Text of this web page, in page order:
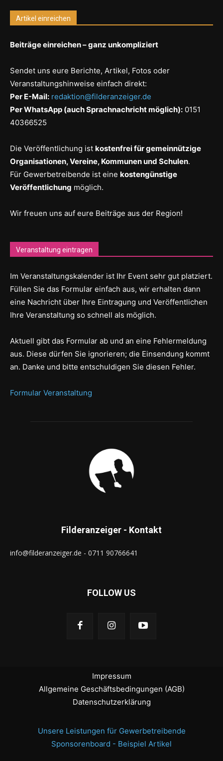
Artikel einreichen
Beiträge einreichen – ganz unkompliziert
Sendet uns eure Berichte, Artikel, Fotos oder
Veranstaltungshinweise einfach direkt:
Per E-Mail: redaktion@filderanzeiger.de
Per WhatsApp (auch Sprachnachricht möglich): 0151
40366525
Die Veröffentlichung ist kostenfrei für gemeinnützige
Organisationen, Vereine, Kommunen und Schulen.
Für Gewerbetreibende ist eine kostengünstige
Veröffentlichung möglich.
Wir freuen uns auf eure Beiträge aus der Region!
Veranstaltung eintragen
Im Veranstaltungskalender ist Ihr Event sehr gut platziert.
Füllen Sie das Formular einfach aus, wir erhalten dann
eine Nachricht über Ihre Eintragung und Veröffentlichen
Ihre Veranstaltung so schnell als möglich.
Aktuell gibt das Formular ab und an eine Fehlermeldung
aus. Diese dürfen Sie ignorieren; die Einsendung kommt
an. Danke und bitte entschuldigen Sie diesen Fehler.
Formular Veranstaltung
Filderanzeiger - Kontakt
info@filderanzeiger.de - 0711 90766641
FOLLOW US
Impressum
Allgemeine Geschäftsbedingungen (AGB)
Datenschutzerklärung
Unsere Leistungen für Gewerbetreibende
Sponsorenboard - Beispiel Artikel